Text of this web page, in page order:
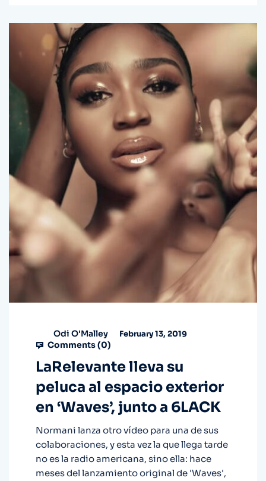
Odi O'Malley February 13, 2019
Comments (0)
LaRelevante lleva su
peluca al espacio exterior
en ‘Waves’, junto a 6LACK
Normani lanza otro vídeo para una de sus
colaboraciones, y esta vez la que llega tarde
no es la radio americana, sino ella: hace
meses del lanzamiento original de 'Waves',